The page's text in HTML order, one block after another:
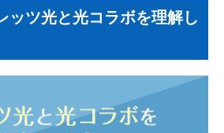
ッツ光と光コラボを理解し